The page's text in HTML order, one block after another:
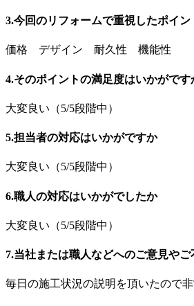
3.今回のリフォームで重視したポイ
価格 デザイン 耐久性 機能性
4.そのポイントの満足度はいかがです
大変良い（5/5段階中）
5.担当者の対応はいかがですか
大変良い（5/5段階中）
6.職人の対応はいかがでしたか
大変良い（5/5段階中）
7.当社または職人などへのご意見やご
毎日の施工状況の説明を頂いたので